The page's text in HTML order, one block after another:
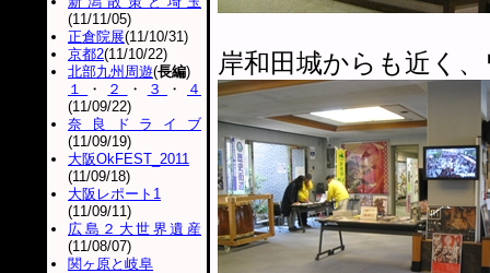
岸和田城からも近く
(11/11/05)
正倉院展(11/10/31)
京都2(11/10/22)
北部九州周遊(長編)
１
・ ２ ・ ３ ・
４
(11/09/22)
奈良ドライブ
(11/09/19)
大阪OkFEST_2011
(11/09/18)
大阪レポート1
(11/09/11)
広島２大世界遺産
(11/08/07)
関ヶ原と岐阜